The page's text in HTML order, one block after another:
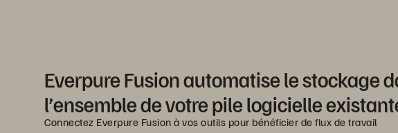
Everpure Fusion automatise le stockage
l’ensemble de votre pile logicielle
Connectez Everpure Fusion à vos outils pour bénéficier de flux de travail